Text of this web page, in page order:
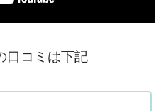
口コミは下記